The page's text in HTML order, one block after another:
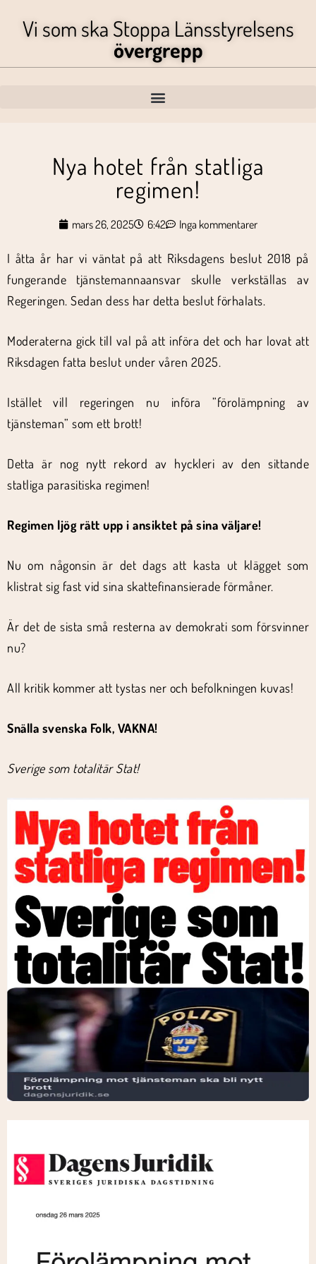
Vi som ska Stoppa Länsstyrelsens
övergrepp
Nya hotet från statliga
regimen!
mars 26, 2025 6:42 Inga kommentarer
I åtta år har vi väntat på att Riksdagens beslut 2018 på
fungerande tjänstemannaansvar skulle verkställas av
Regeringen. Sedan dess har detta beslut förhalats.
Moderaterna gick till val på att införa det och har lovat att
Riksdagen fatta beslut under våren 2025.
Istället vill regeringen nu införa ”förolämpning av
tjänsteman” som ett brott!
Detta är nog nytt rekord av hyckleri av den sittande
statliga parasitiska regimen!
Regimen ljög rätt upp i ansiktet på sina väljare!
Nu om någonsin är det dags att kasta ut klägget som
klistrat sig fast vid sina skattefinansierade förmåner.
Är det de sista små resterna av demokrati som försvinner
nu?
All kritik kommer att tystas ner och befolkningen kuvas!
Snälla svenska Folk, VAKNA!
Sverige som totalitär Stat!